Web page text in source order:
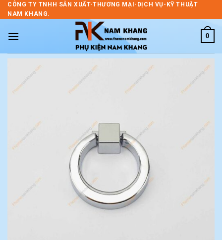
Skip
to
CÔNG TY TNHH SẢN XUẤT-THƯƠNG MẠI-DỊCH VỤ-KỸ THUẬT
NAM KHANG.
0